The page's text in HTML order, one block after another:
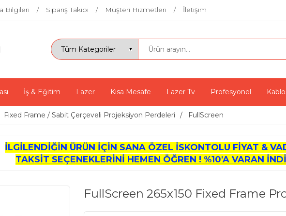
Bilgileri Sipariş Takibi Müşteri Hizmetleri İletişim
İş & Eğitim Lazer Kısa Mesafe Lazer Tv Profesyonel
Fixed Frame / Sabit Çerçeveli Projeksiyon Perdeleri FullScreen
İLGİLENDİĞİN ÜRÜN İÇİN SANA ÖZEL İSKONTOLU FİYAT &
TAKSİT SEÇENEKLERİNİ HEMEN ÖĞREN ! %10'A VARAN
FullScreen 265x150 Fixed Frame